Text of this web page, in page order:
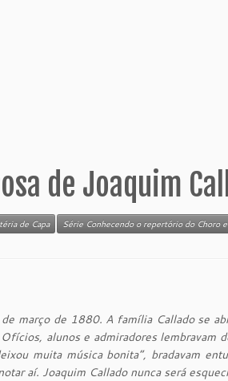
de Joaquim
de Capa Série Conhecendo o repertório do Choro
março de 1880. A família Callado se
alunos e admiradores lembravam
muita música bonita”, bradavam
aí. Joaquim Callado nunca será